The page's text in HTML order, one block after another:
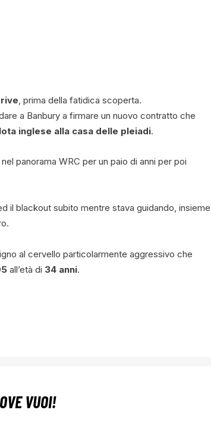
, prima della fatidica scoperta.
a Banbury a firmare un nuovo contratto che
inglese alla casa delle pleiadi.
panorama WRC per un paio di anni per poi
il blackout subito mentre stava guidando, insieme
al cervello particolarmente aggressivo che
all’età di 34 anni.